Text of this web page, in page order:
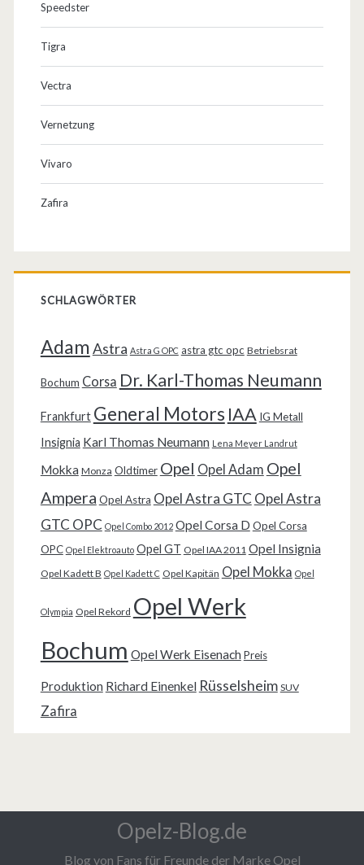
Speedster
Tigra
Vectra
Vernetzung
Vivaro
Zafira
SCHLAGWÖRTER
AdamAstra Astra G OPC astra gtc opc Betriebsrat
Bochum Corsa Dr. Karl-Thomas Neumann
Frankfurt General Motors IAA IG Metall
Insignia Karl Thomas Neumann Lena Meyer Landrut
Mokka Monza Oldtimer Opel Opel Adam Opel
Ampera Opel Astra Opel Astra GTC Opel Astra
GTC OPC Opel Combo 2012 Opel Corsa D Opel Corsa
OPC Opel Elektroauto Opel GT Opel IAA 2011 Opel Insignia
Opel Kadett B Opel Kadett C Opel Kapitän Opel Mokka Opel
Olympia Opel Rekord Opel Werk
Bochum Opel Werk Eisenach Preis
Produktion Richard Einenkel Rüsselsheim SUV
Zafira
Opelz-Blog.de
Blog von Fans für Freunde der Marke Opel